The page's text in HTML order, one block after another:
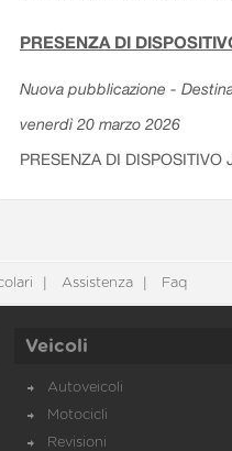
PRESENZA DI
Nuova pubblicazione -
venerdì 20 marzo 2026
PRESENZA DI
Assistenza Faq
Veicoli
Autoveicoli
Motocicli
Revisioni